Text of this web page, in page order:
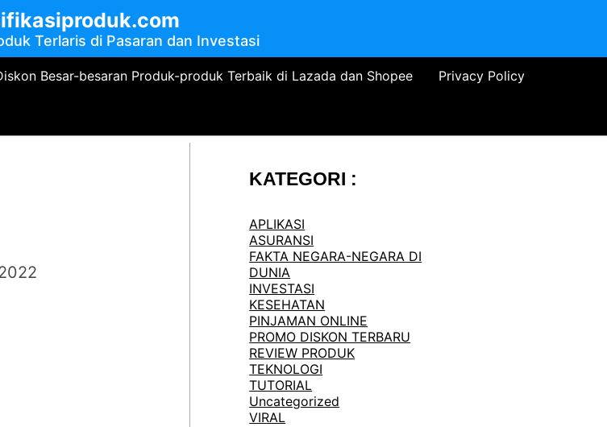
Terlaris di Pasaran dan Investasi
Besar-besaran Produk-produk Terbaik di Lazada dan Shopee Privacy Policy
KATEGORI :
APLIKASI
ASURANSI
FAKTA NEGARA-NEGARA DI
DUNIA
INVESTASI
KESEHATAN
PINJAMAN ONLINE
PROMO DISKON TERBARU
REVIEW PRODUK
TEKNOLOGI
TUTORIAL
Uncategorized
VIRAL